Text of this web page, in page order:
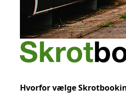
Hvorfor vælge